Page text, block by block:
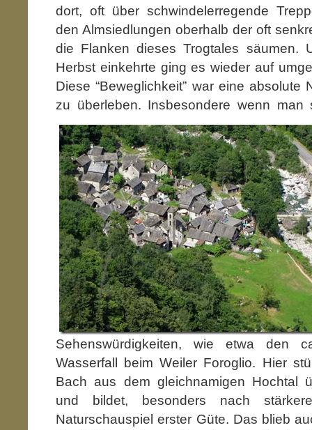
dort, oft über schwindelerregende
den Almsiedlungen oberhalb der oft
die Flanken dieses Trogtales säumen.
Herbst einkehrte ging es wieder auf
Diese “Beweglichkeit” war eine absolute
zu überleben. Insbesondere wenn man
Sehenswürdigkeiten, wie etwa den
Wasserfall beim Weiler Foroglio. Hier
Bach aus dem gleichnamigen Hochtal
und bildet, besonders nach
Naturschauspiel erster Güte. Das blieb